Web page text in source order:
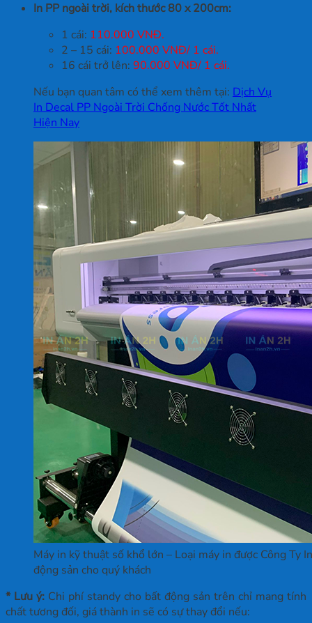
In PP ngoài trời, kích thước 80 x 200cm:
1 cái: 110.000 VNĐ.
2 – 15 cái: 100.000 VNĐ/ 1 cái.
16 cái trở lên: 90.000 VNĐ/ 1 cái.
Nếu bạn quan tâm có thể xem thêm tại: Dịch Vụ
In Decal PP Ngoài Trời Chống Nước Tốt Nhất
Hiện Nay
Máy in kỹ thuật số khổ lớn – Loại máy in được Công Ty
động sản cho quý khách
* Lưu ý: Chi phí standy cho bất động sản trên chỉ mang tính
chất tương đối, giá thành in sẽ có sự thay đổi nếu: